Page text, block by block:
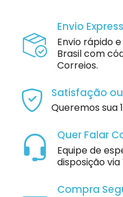
Envio
Envio rápido
Brasil com
Correios.
Satisfação
Queremos sua
Quer Falar
Equipe de
disposição
Compra